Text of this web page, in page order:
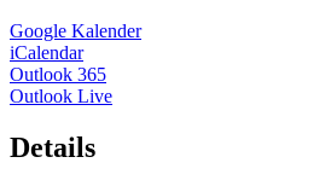
Google Kalender
iCalendar
Outlook 365
Outlook Live
Details